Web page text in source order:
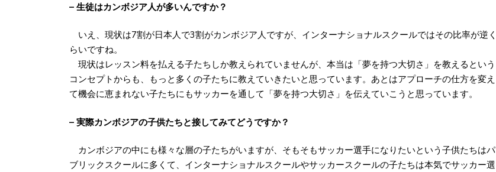
– 生徒はカンボジア人が多いんですか？
いえ、現状は7割が日本人で3割がカンボジア人ですが、インターナショナルスクールではその比率が逆く
らいですね。
現状はレッスン料を払える子たちしか教えられていませんが、本当は「夢を持つ大切さ」を教えるという
コンセプトからも、もっと多くの子たちに教えていきたいと思っています。あとはアプローチの仕方を変え
て機会に恵まれない子たちにもサッカーを通して「夢を持つ大切さ」を伝えていこうと思っています。
– 実際カンボジアの子供たちと接してみてどうですか？
カンボジアの中にも様々な層の子たちがいますが、そもそもサッカー選手になりたいという子供たちはパ
ブリックスクールに多くて、インターナショナルスクールやサッカースクールの子たちは本気でサッカー選